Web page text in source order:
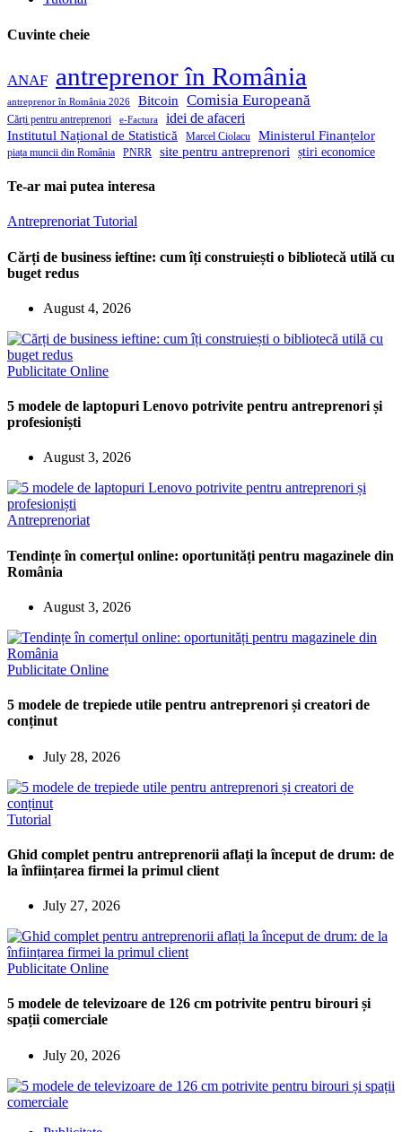
Cuvinte cheie
ANAF antreprenor în România
antreprenor în România 2026 Bitcoin Comisia Europeană
Cărți pentru antreprenori e-Factura idei de afaceri
Institutul Național de Statistică Marcel Ciolacu Ministerul Finanțelor
piața muncii din România PNRR site pentru antreprenori știri economice
Te-ar mai putea interesa
AntreprenoriatTutorial
Cărți de business ieftine: cum îți construiești o bibliotecă utilă cu
buget redus
August 4, 2026
Publicitate Online
5 modele de laptopuri Lenovo potrivite pentru antreprenori și
profesioniști
August 3, 2026
Antreprenoriat
Tendințe în comerțul online: oportunități pentru magazinele din
România
August 3, 2026
Publicitate Online
5 modele de trepiede utile pentru antreprenori și creatori de
conținut
July 28, 2026
Tutorial
Ghid complet pentru antreprenorii aflați la început de drum: de
la înființarea firmei la primul client
July 27, 2026
Publicitate Online
5 modele de televizoare de 126 cm potrivite pentru birouri și
spații comerciale
July 20, 2026